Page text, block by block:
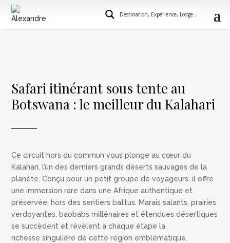
Safari itinérant sous tente au
Botswana : le meilleur du Kalahari
Ce circuit hors du commun vous plonge au cœur du
Kalahari, l’un des derniers grands déserts sauvages de la
planète.Conçu pour un petit groupe de voyageurs, il offre
une immersion rare dans une Afrique authentique et
préservée , hors des sentiers battus.
Marais salants, prairies
verdoyantes, baobabs millénaires et étendues désertiques
se succèdent et révèlent à chaque étape la
richessesingulièrede cette région emblématique.